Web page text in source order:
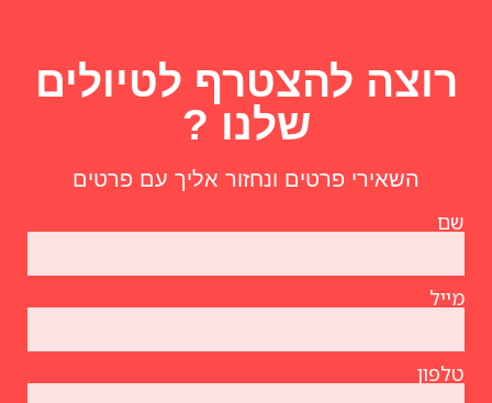
רוצה להצטרף לטיולים
שלנו ?
השאירי פרטים ונחזור אליך עם פרטים
שם
מייל
טלפון